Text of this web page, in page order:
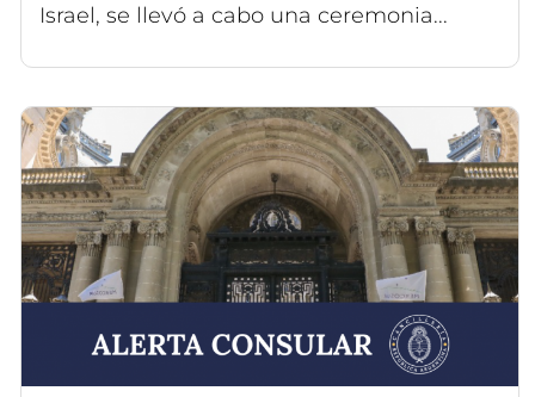
Israel, se llevó a cabo una ceremonia...